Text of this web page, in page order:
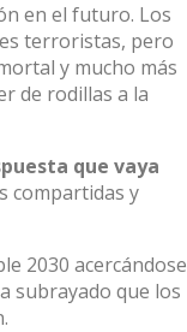
en el futuro. Los
terroristas, pero
y mucho más
de rodillas a la
que vaya
compartidas y
2030 acercándose
subrayado que los